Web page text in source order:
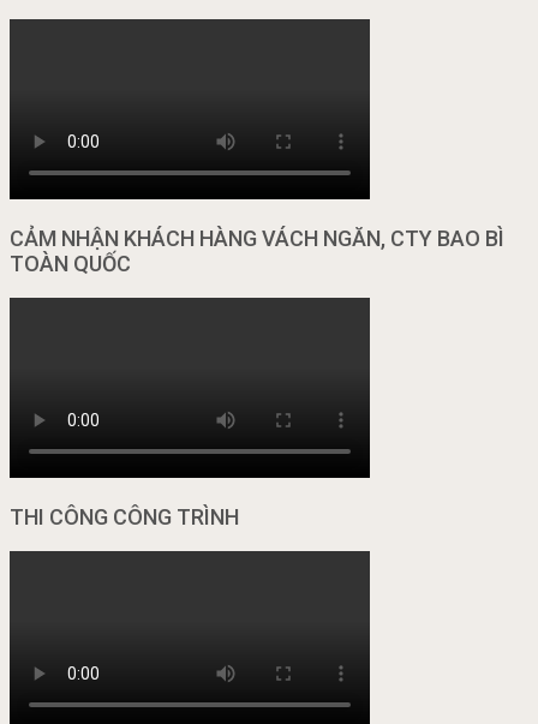
CẢM NHẬN KHÁCH HÀNG VÁCH NGĂN, CTY BAO BÌ
TOÀN QUỐC
THI CÔNG CÔNG TRÌNH